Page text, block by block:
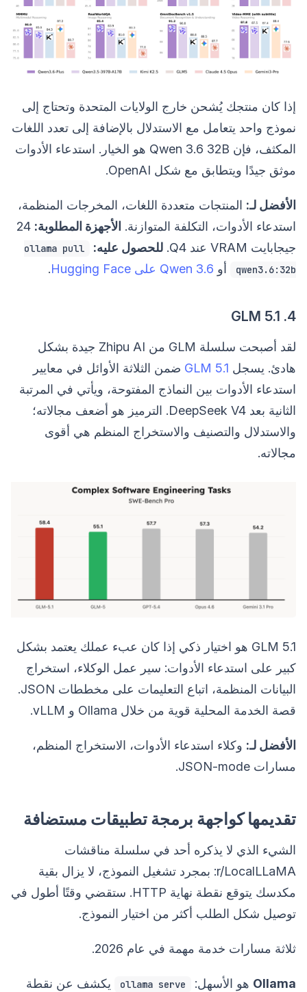
إذا كان منتجك يُشحن خارج الولايات المتحدة وتحتاج إلى
نموذج واحد يتعامل مع الاستدلال بالإضافة إلى تعدد اللغات
المكثف، فإن Qwen 3.6 32B هو الخيار. استدعاء الأدوات
موثق جيدًا ويتطابق مع شكل OpenAI.
الأفضل لـ: المنتجات متعددة اللغات، المخرجات المنظمة،
استدعاء الأدوات، التكلفة المتوازنة. الأجهزة المطلوبة: 24
جيجابايت VRAM عند Q4.
للحصول عليه:
ollama pull
qwen3.6:32b
أو Qwen 3.6 على Hugging Face .
4. GLM 5.1
لقد أصبحت سلسلة GLM من Zhipu AI جيدة بشكل
هادئ. يسجل GLM 5.1 ضمن الثلاثة الأوائل في معايير
استدعاء الأدوات بين النماذج المفتوحة، ويأتي في المرتبة
الثانية بعد DeepSeek V4. الترميز هو أضعف مجالاته؛
والاستدلال والتصنيف والاستخراج المنظم هي أقوى
مجالاته.
GLM 5.1 هو اختيار ذكي إذا كان عبء عملك يعتمد بشكل
كبير على استدعاء الأدوات: سير عمل الوكلاء، استخراج
البيانات المنظمة، اتباع التعليمات على مخططات JSON.
قصة الخدمة المحلية قوية من خلال Ollama و vLLM.
الأفضل لـ: وكلاء استدعاء الأدوات، الاستخراج المنظم،
مسارات JSON-mode.
تقديمها كواجهة برمجة تطبيقات مستضافة
الشيء الذي لا يذكره أحد في سلسلة مناقشات
r/LocalLLaMA: بمجرد تشغيل النموذج، لا يزال بقية
مكدسك يتوقع نقطة نهاية HTTP. ستقضي وقتًا أطول في
توصيل شكل الطلب أكثر من اختيار النموذج.
ثلاثة مسارات خدمة مهمة في عام 2026.
Ollama هو الأسهل: ollama serve يكشف عن نقطة